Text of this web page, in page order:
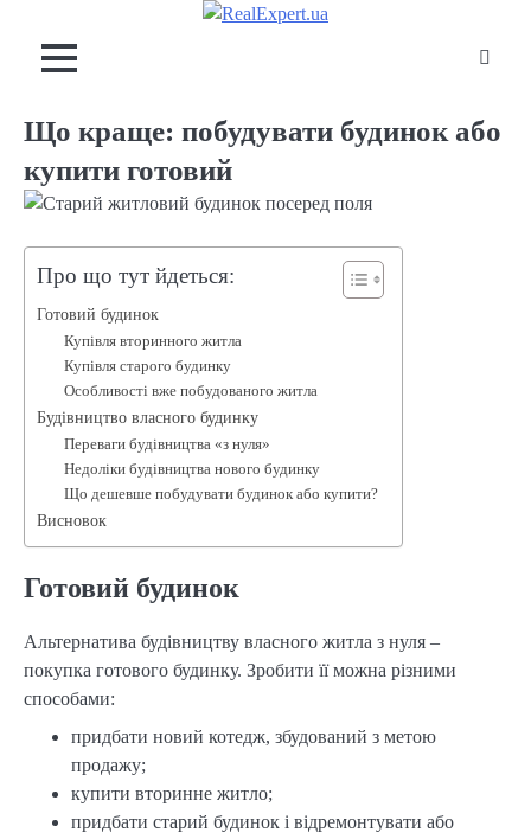
content
Що краще: побудувати будинок або
купити готовий
Про що тут йдеться:
Готовий будинок
Купівля вторинного житла
Купівля старого будинку
Особливості вже побудованого житла
Будівництво власного будинку
Переваги будівництва «з нуля»
Недоліки будівництва нового будинку
Що дешевше побудувати будинок або купити?
Висновок
Готовий будинок
Альтернатива будівництву власного житла з нуля –
покупка готового будинку. Зробити її можна різними
способами:
придбати новий котедж, збудований з метою
продажу;
купити вторинне житло;
придбати старий будинок і відремонтувати або